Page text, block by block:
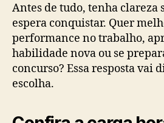
Antes de tudo, tenha clareza
espera conquistar. Quer
performance no trabalho,
habilidade nova ou se
concurso? Essa resposta vai
escolha.